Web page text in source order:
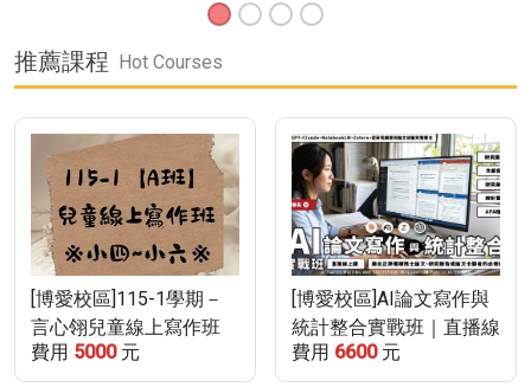
推薦課程 Hot Courses
[博愛校區]115-1學期－
言心翎兒童線上寫作班
【週三A班】
費用 5000 元
[博愛校區]AI論文寫作與
統計整合實戰班｜直播線
上課程
費用 6600 元